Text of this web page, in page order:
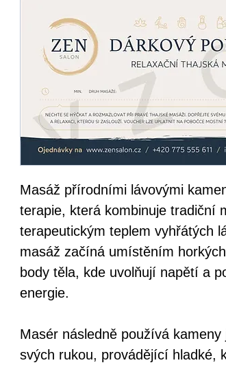
Masáž přírodními lávovými
terapie, která kombinuje tradiční
terapeutickým teplem vyhřátých
masáž začíná umístěním
body těla, kde uvolňují napětí a
energie.
Masér následně používá
svých rukou, provádějící hladké,